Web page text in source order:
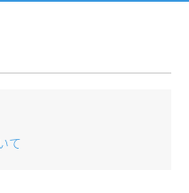
て